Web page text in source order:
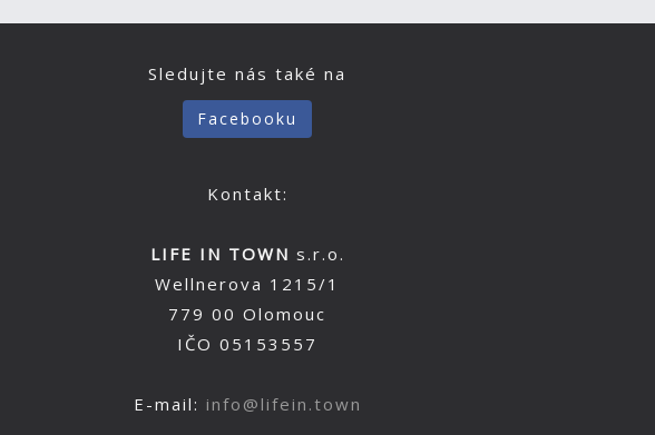
Sledujte nás také na
Facebooku
Kontakt:
LIFE IN TOWN s.r.o.
Wellnerova 1215/1
779 00 Olomouc
IČO 05153557
E-mail: info@lifein.town